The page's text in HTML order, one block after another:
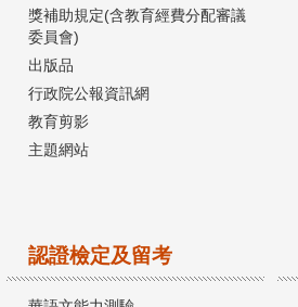
獎補助規定(含教育經費分配審議
委員會)
出版品
行政院公報資訊網
教育剪影
主題網站
認證檢定及留考